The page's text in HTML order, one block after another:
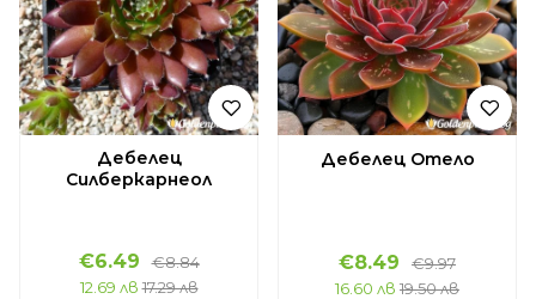
Дебелец
Силберкарнеол
€6.49
€8.84
12.69 лв 17.29 лв
Дебелец Отело
€8.49
€9.97
16.60 лв 19.50 лв